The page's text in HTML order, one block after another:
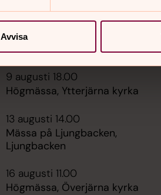
Avvisa
Kalender
9 augusti 11.00
Högmässa, Överjärna kyrka
9 augusti 18.00
Högmässa, Ytterjärna kyrka
13 augusti 14.00
Mässa på Ljungbacken,
Ljungbacken
16 augusti 11.00
Högmässa, Överjärna kyrka